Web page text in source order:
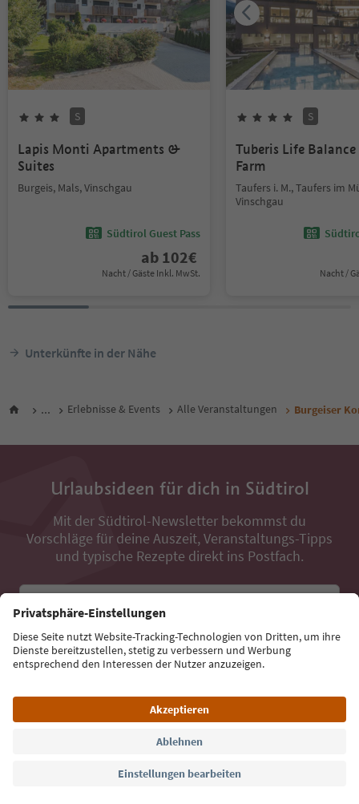
S
Lapis Monti Apartments &
Suites
Burgeis, Mals, Vinschgau
Südtirol Guest Pass
ab 102€
Nacht / Gäste Inkl. MwSt.
S
Tuberis Life
Farm
Taufers i. M., Taufers im
Vinschgau
Nacht /
Unterkünfte in der Nähe
... Erlebnisse & Events Alle Veranstaltungen Burgeiser
Urlaubsideen für dich in Südtirol
Mit der Südtirol-Newsletter bekommst du
Vorschläge für deine Auszeit, Veranstaltungs-Tipps
und typische Rezepte direkt ins Postfach.
Jetzt anmelden